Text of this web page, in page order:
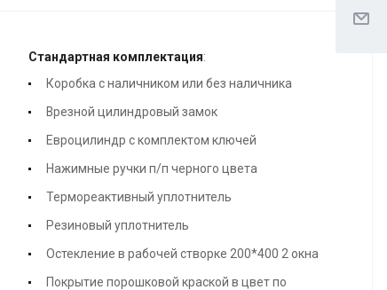
Стандартная комплектация:
Коробка с наличником или без наличника
Врезной цилиндровый замок
Евроцилиндр с комплектом ключей
Нажимные ручки п/п черного цвета
Термореактивный уплотнитель
Резиновый уплотнитель
Остекление в рабочей створке 200*400 2 окна
Покрытие порошковой краской в цвет по